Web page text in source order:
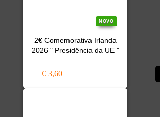
NOVO
2€ Comemorativa Irlanda
2026 " Presidência da UE "
€ 3,60